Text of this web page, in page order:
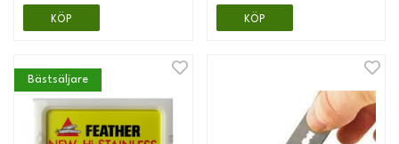
KÖP KÖP
Bästsäljare